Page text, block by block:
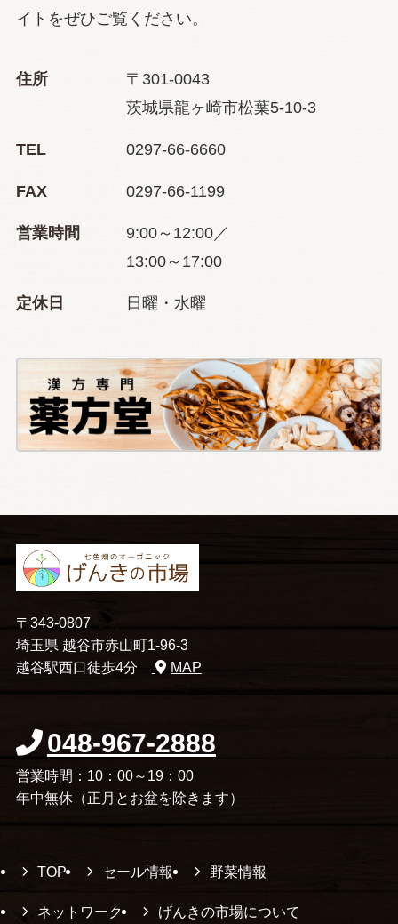
イトをぜひご覧ください。
住所
〒301-0043
茨城県龍ヶ崎市松葉5-10-3
TEL 0297-66-6660
FAX 0297-66-1199
営業時間
9:00～12:00／
13:00～17:00
定休日 日曜・水曜
〒343-0807
埼玉県 越谷市赤山町1-96-3
越谷駅西口徒歩4分
MAP
048-967-2888
営業時間：10：00～19：00
年中無休（正月とお盆を除きます）
TOP セール情報 野菜情報
ネットワーク げんきの市場について